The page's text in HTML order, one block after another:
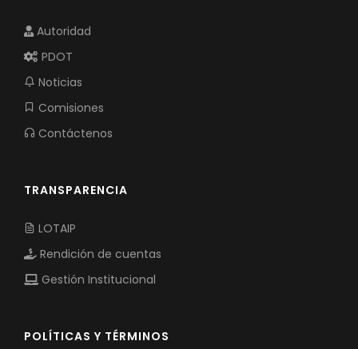
Autoridad
PDOT
Noticias
Comisiones
Contáctenos
TRANSPARENCIA
LOTAIP
Rendición de cuentas
Gestión Institucional
POLÍTICAS Y TÉRMINOS